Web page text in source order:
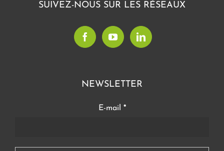
SUIVEZ-NOUS SUR LES RÉSEAUX
NEWSLETTER
E-mail *